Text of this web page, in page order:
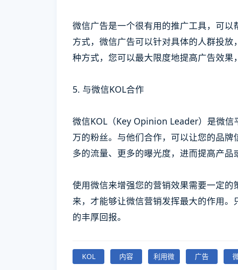
微信广告是一个很有用的推广工具，可
方式，微信广告可以针对具体的人群投
种方式，您可以最大限度地提高广告效果
5. 与微信KOL合作
微信KOL（Key Opinion Leader）是微
万的粉丝。与他们合作，可以让您的品
多的流量、更多的曝光度，进而提高产品
使用微信来增强您的营销效果需要一定
来，才能够让微信营销发挥最大的作用
的丰厚回报。
KOL 内容 利用微 广告